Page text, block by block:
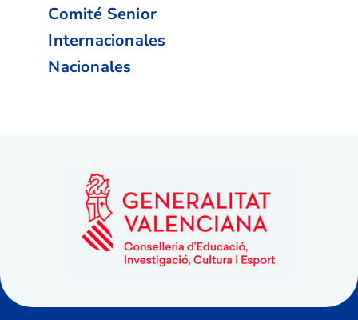
Comité Senior
Internacionales
Nacionales